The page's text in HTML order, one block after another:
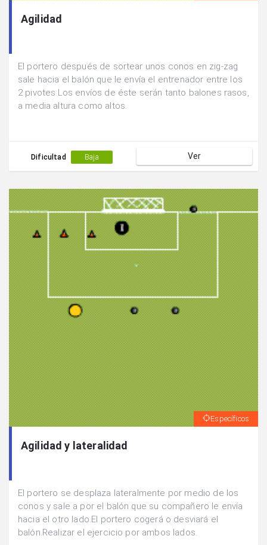
Agilidad
El portero después de sortear unos conos en zig-zag
sale hacia el balón que le envía el entrenador entre los
2 pivotes.Los envíos de éste serán tanto balones rasos,
a media altura como altos.
Dificultad Baja Ver
Específicos
Agilidad y lateralidad
El portero se desplaza lateralmente por medio de los
conos y sale a por el balón que su compañero le envía
hacia el otro lado.El portero cogerá o desviará el
balón.Realizar el ejercicio por ambos lados.